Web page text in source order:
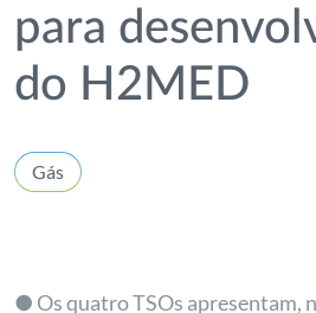
para
do H2MED
Gás
● Os quatro TSOs apresentam,